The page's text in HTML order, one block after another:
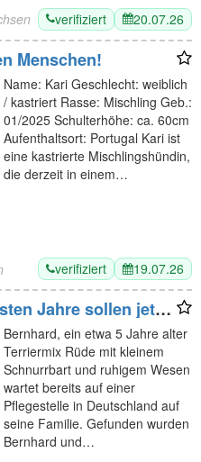
verifiziert 20.07.26
Menschen!
Name: Kari Geschlecht: weiblich
/ kastriert Rasse: Mischling Geb.:
01/2025 Schulterhöhe: ca. 60cm
Aufenthaltsort: Portugal Kari ist
eine kastrierte Mischlingshündin,
die derzeit in einem…
verifiziert 19.07.26
Jahre sollen jetzt
Bernhard, ein etwa 5 Jahre alter
Terriermix Rüde mit kleinem
Schnurrbart und ruhigem Wesen
wartet bereits auf einer
Pflegestelle in Deutschland auf
seine Familie. Gefunden wurden
Bernhard und…